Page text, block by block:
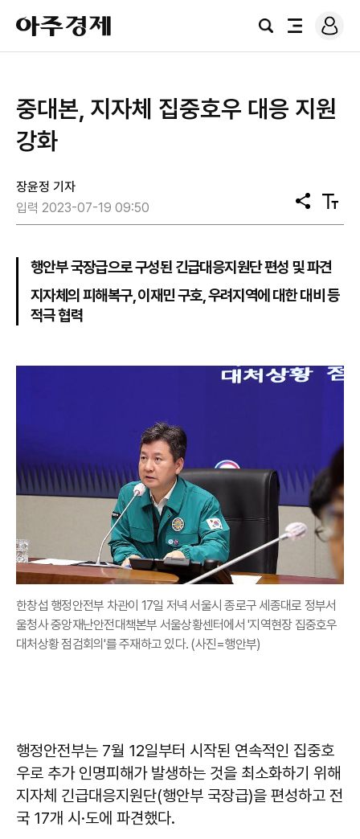
아
주
경
검
전
로
그
중대본, 지자체 집중호우 대응 지원
강화
장윤정 기자
입력 2023-07-19 09:50
공
유
텍
스
기
행안부 국장급으로 구성된 긴급대응지원단 편성 및 파견
지자체의 피해복구, 이재민 구호, 우려지역에 대한 대비 등
적극 협력
한창섭 행정안전부 차관이 17일 저녁 서울시 종로구 세종대로 정부서
울청사 중앙재난안전대책본부 서울상황센터에서 '지역현장 집중호우
대처상황 점검회의'를 주재하고 있다. (사진=행안부)
행정안전부는 7월 12일부터 시작된 연속적인 집중호
우로 추가 인명피해가 발생하는 것을 최소화하기 위해
지자체 긴급대응지원단(행안부 국장급)을 편성하고 전
국 17개 시·도에 파견했다.